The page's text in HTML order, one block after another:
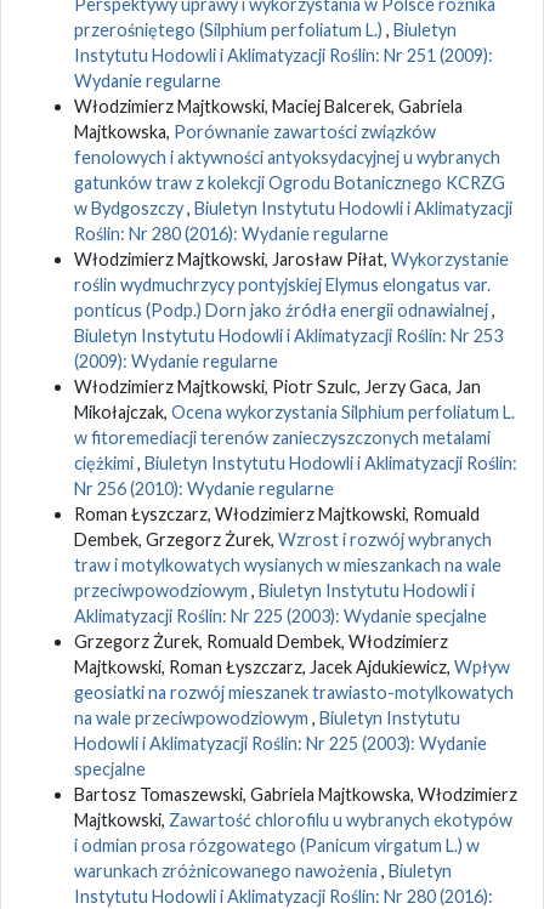
przerośniętego (Silphium perfoliatum L.) , Biuletyn
Instytutu Hodowli i Aklimatyzacji Roślin: Nr 251 (2009):
Wydanie regularne
Włodzimierz Majtkowski, Maciej Balcerek, Gabriela
Majtkowska, Porównanie zawartości związków
fenolowych i aktywności antyoksydacyjnej u wybranych
gatunków traw z kolekcji Ogrodu Botanicznego KCRZG
w Bydgoszczy, Biuletyn Instytutu Hodowli i Aklimatyzacji
Roślin: Nr 280 (2016): Wydanie regularne
Włodzimierz Majtkowski, Jarosław Piłat, Wykorzystanie
roślin wydmuchrzycy pontyjskiej Elymus elongatus var.
ponticus (Podp.) Dorn jako źródła energii odnawialnej,
Biuletyn Instytutu Hodowli i Aklimatyzacji Roślin: Nr 253
(2009): Wydanie regularne
Włodzimierz Majtkowski, Piotr Szulc, Jerzy Gaca, Jan
Mikołajczak, Ocena wykorzystania Silphium perfoliatum L.
w fitoremediacji terenów zanieczyszczonych metalami
ciężkimi, Biuletyn Instytutu Hodowli i Aklimatyzacji Roślin:
Nr 256 (2010): Wydanie regularne
Roman Łyszczarz, Włodzimierz Majtkowski, Romuald
Dembek, Grzegorz Żurek, Wzrost i rozwój wybranych
traw i motylkowatych wysianych w mieszankach na wale
przeciwpowodziowym , Biuletyn Instytutu Hodowli i
Aklimatyzacji Roślin: Nr 225 (2003): Wydanie specjalne
Grzegorz Żurek, Romuald Dembek, Włodzimierz
Majtkowski, Roman Łyszczarz, Jacek Ajdukiewicz, Wpływ
geosiatki na rozwój mieszanek trawiasto-motylkowatych
na wale przeciwpowodziowym , Biuletyn Instytutu
Hodowli i Aklimatyzacji Roślin: Nr 225 (2003): Wydanie
specjalne
Bartosz Tomaszewski, Gabriela Majtkowska, Włodzimierz
Majtkowski, Zawartość chlorofilu u wybranych ekotypów
i odmian prosa rózgowatego (Panicum virgatum L.) w
warunkach zróżnicowanego nawożenia , Biuletyn
Instytutu Hodowli i Aklimatyzacji Roślin: Nr 280 (2016):